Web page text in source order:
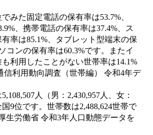
みた固定電話の保有率は53.7%、
、携帯電話の保有率は37.4%、ス
率は85.1%、タブレット型端末の保
コンの保有率は60.3%です。またイ
利用したことがない世帯率は14.1%
信利用動向調査（世帯編） 令和4年デ
人（男：2,430,957人、女：
国9位です。世帯数は2,488,624世帯で
生労働省 令和3年人口動態データを